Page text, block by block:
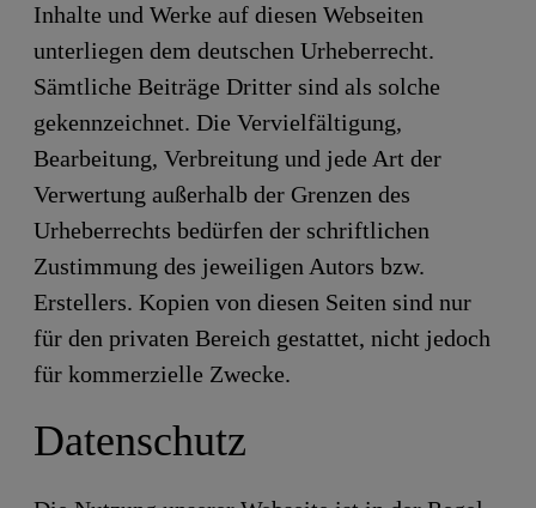
Inhalte und Werke auf diesen Webseiten
unterliegen dem deutschen Urheberrecht.
Sämtliche Beiträge Dritter sind als solche
gekennzeichnet. Die Vervielfältigung,
Bearbeitung, Verbreitung und jede Art der
Verwertung außerhalb der Grenzen des
Urheberrechts bedürfen der schriftlichen
Zustimmung des jeweiligen Autors bzw.
Erstellers. Kopien von diesen Seiten sind nur
für den privaten Bereich gestattet, nicht jedoch
für kommerzielle Zwecke.
Datenschutz